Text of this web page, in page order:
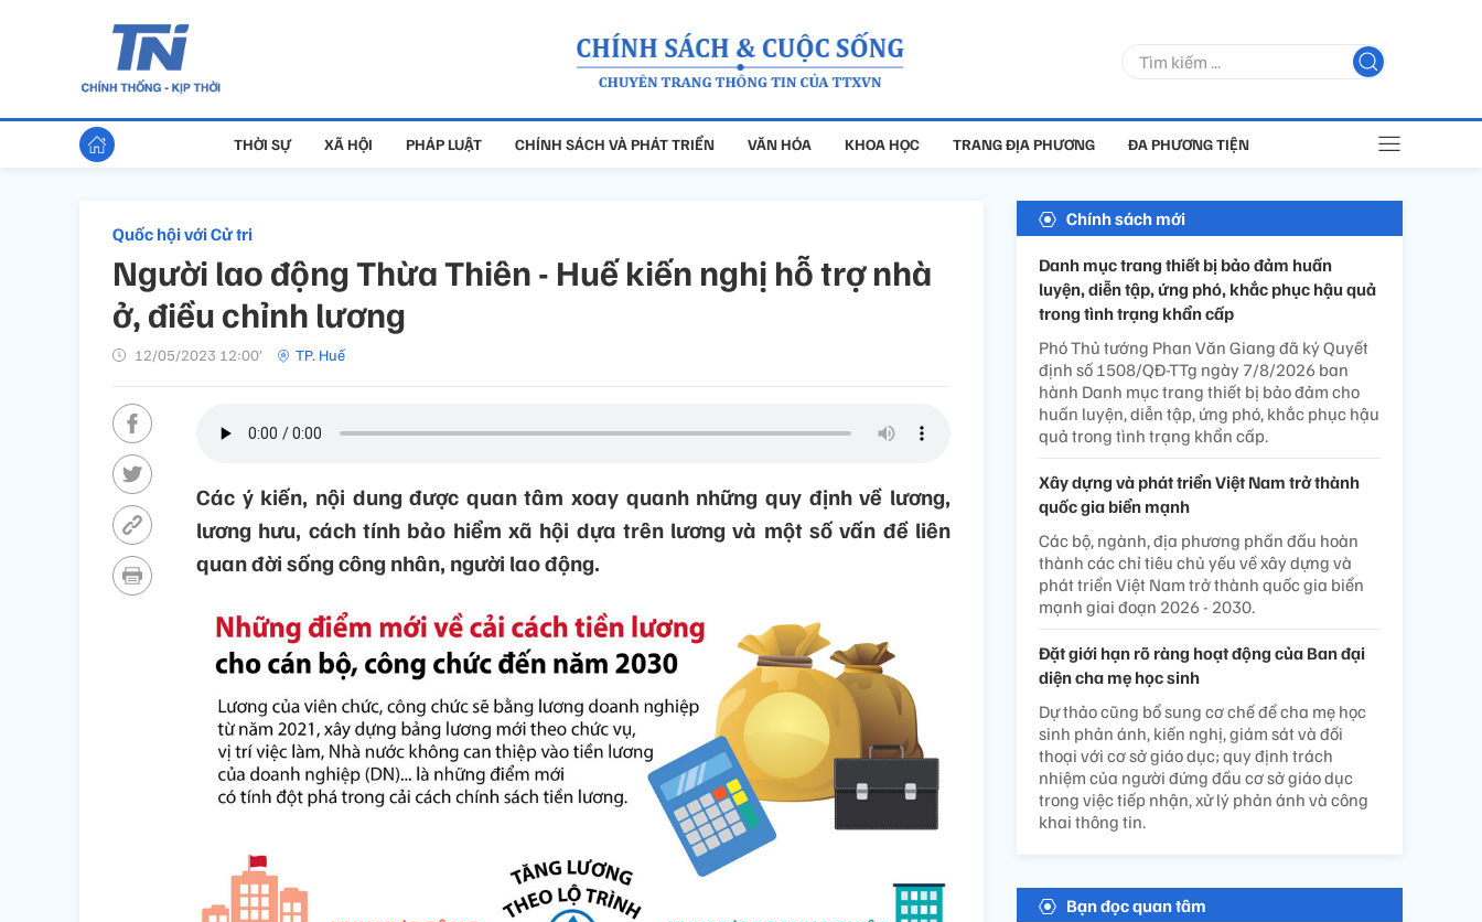
THỜI SỰ XÃ HỘI PHÁP LUẬT CHÍNH SÁCH VÀ PHÁT TRIỂN VĂN HÓA KHOA HỌC TRANG ĐỊA PHƯƠNG ĐA PHƯƠNG TIỆN
Quốc hội với Cử tri
Người lao động Thừa Thiên - Huế kiến nghị hỗ trợ nhà
ở, điều chỉnh lương
12/05/2023 12:00’ TP. Huế
Các ý kiến, nội dung được quan tâm xoay quanh những quy định về lương,
lương hưu, cách tính bảo hiểm xã hội dựa trên lương và một số vấn đề liên
quan đời sống công nhân, người lao động.
Chính sách mới
Danh mục trang thiết bị bảo đảm huấn
luyện, diễn tập, ứng phó, khắc phục hậu quả
trong tình trạng khẩn cấp
Phó Thủ tướng Phan Văn Giang đã ký Quyết
định số 1508/QĐ-TTg ngày 7/8/2026 ban
hành Danh mục trang thiết bị bảo đảm cho
huấn luyện, diễn tập, ứng phó, khắc phục hậu
quả trong tình trạng khẩn cấp.
Xây dựng và phát triển Việt Nam trở thành
quốc gia biển mạnh
Các bộ, ngành, địa phương phấn đấu hoàn
thành các chỉ tiêu chủ yếu về xây dựng và
phát triển Việt Nam trở thành quốc gia biển
mạnh giai đoạn 2026 - 2030.
Đặt giới hạn rõ ràng hoạt động của Ban đại
diện cha mẹ học sinh
Dự thảo cũng bổ sung cơ chế để cha mẹ học
sinh phản ánh, kiến nghị, giám sát và đối
thoại với cơ sở giáo dục; quy định trách
nhiệm của người đứng đầu cơ sở giáo dục
trong việc tiếp nhận, xử lý phản ánh và công
khai thông tin.
Bạn đọc quan tâm